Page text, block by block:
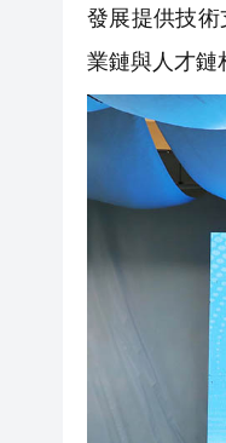
發展提供技
業鏈與人才鏈